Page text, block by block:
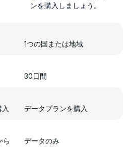
ンを購入しましょう。
1つの国または地域
30日間
データプランを購入
ら
データのみ